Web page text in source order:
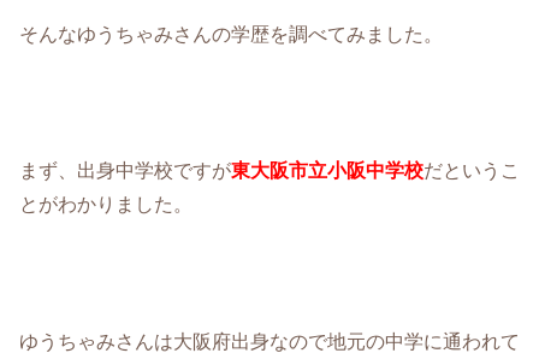
そんなゆうちゃみさんの学歴を調べてみました。
まず、出身中学校ですが東大阪市立小阪中学校だというこ
とがわかりました。
ゆうちゃみさんは大阪府出身なので地元の中学に通われて